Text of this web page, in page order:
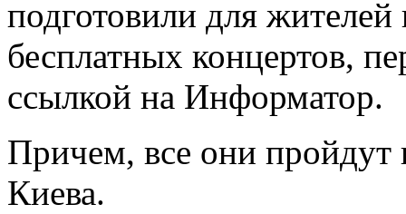
подготовили для
бесплатных концертов,
ссылкой на Информатор.
Причем, все они пройдут
Киева.